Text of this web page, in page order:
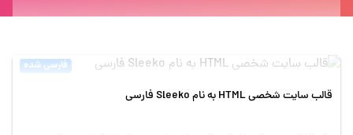
فارسی شده
قالب سایت شخصی HTML به نام Sleeko فارسی